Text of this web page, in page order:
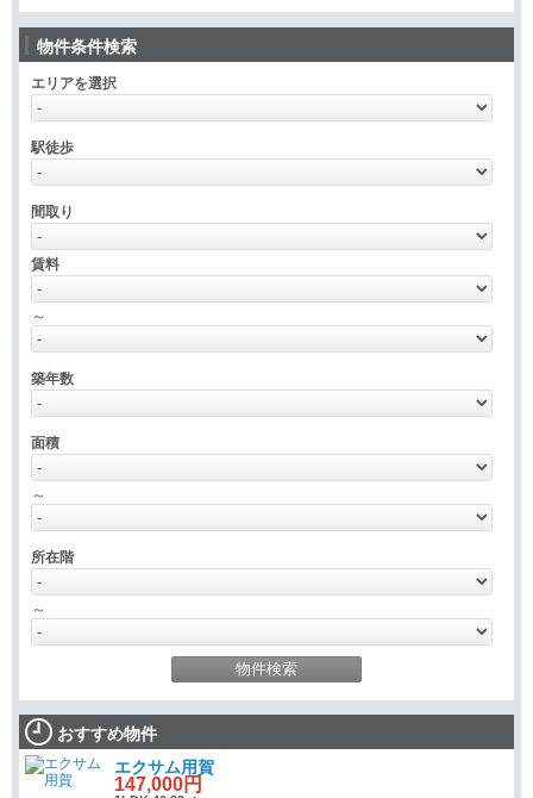
物件条件検索
エリアを選択
駅徒歩
間取り
賃料
～
築年数
面積
～
所在階
～
おすすめ物件
エクサム用賀
147,000円